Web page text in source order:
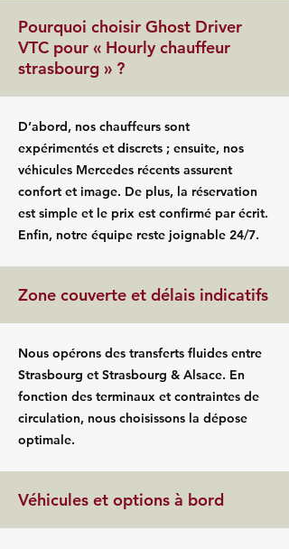
Pourquoi choisir Ghost Driver
VTC pour « Hourly chauffeur
strasbourg » ?
D’abord, nos chauffeurs sont
expérimentés et discrets ; ensuite, nos
véhicules Mercedes récents assurent
confort et image. De plus, la réservation
est simple et le prix est confirmé par écrit.
Enfin, notre équipe reste joignable 24/7.
Zone couverte et délais indicatifs
Nous opérons des transferts fluides entre
Strasbourg et Strasbourg & Alsace. En
fonction des terminaux et contraintes de
circulation, nous choisissons la dépose
optimale.
Véhicules et options à bord